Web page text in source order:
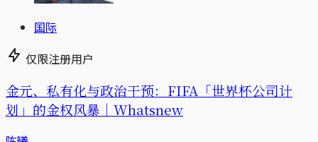
国际
仅限注册用户
金元、私有化与政治干预：FIFA「世界杯公司计
划」的金权风暴｜Whatsnew